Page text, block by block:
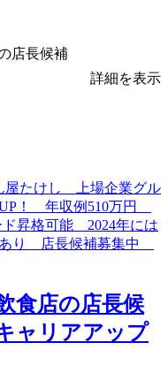
店長候補
詳細を表示
食店の店長候
ャリアアップ